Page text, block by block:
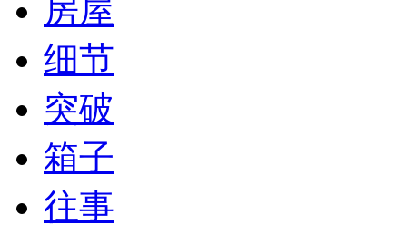
房屋
细节
突破
箱子
往事